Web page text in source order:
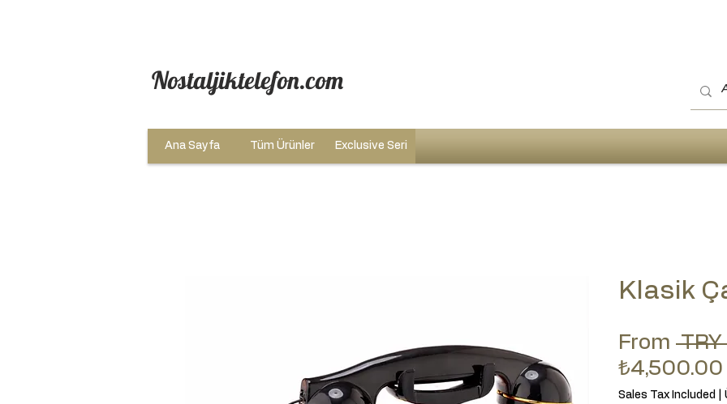
Nostaljiktelefon.com
Ana Sayfa Tüm Ürünler Exclusive Seri
Klasik
From TRY
₺4,500.00
Sales Tax Included